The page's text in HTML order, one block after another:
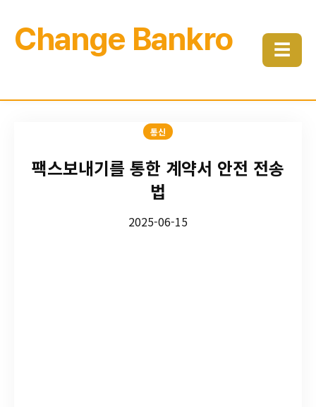
Change Bankro ☰
통신
팩스보내기를 통한 계약서 안전 전송
법
2025-06-15